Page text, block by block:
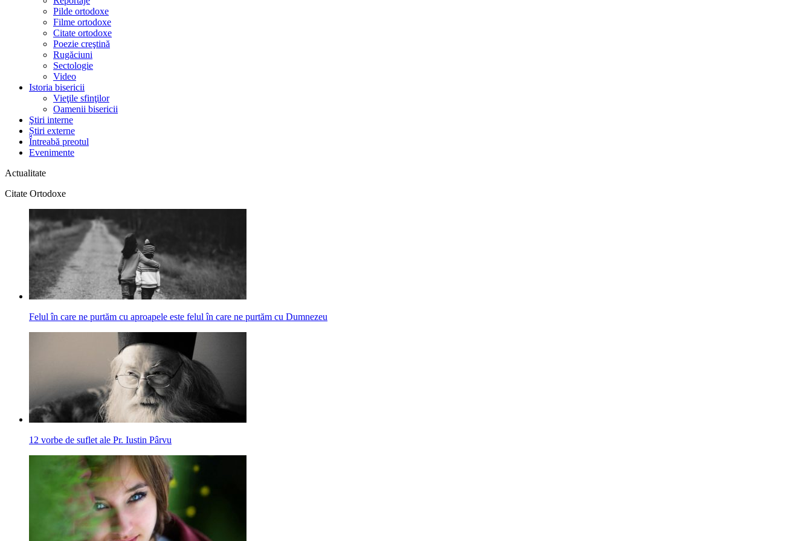
Pilde ortodoxe
Filme ortodoxe
Citate ortodoxe
Poezie creştină
Rugăciuni
Sectologie
Video
Istoria bisericii
Vieţile sfinţilor
Oamenii bisericii
Ştiri interne
Știri externe
Întreabă preotul
Evenimente
Actualitate
Citate Ortodoxe
Felul în care ne purtăm cu aproapele este felul în care ne purtăm cu Dumnezeu
12 vorbe de suflet ale Pr. Iustin Pârvu